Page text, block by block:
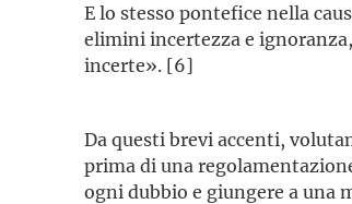
E lo stesso pontefice nella
elimini incertezza e
incerte». [6]
Da questi brevi accenti,
prima di una
ogni dubbio e giungere a una